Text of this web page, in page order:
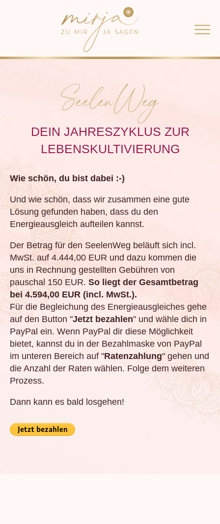
SeelenWeg
DEIN JAHRESZYKLUS ZUR
LEBENSKULTIVIERUNG
Wie schön, du bist dabei :-)
Und wie schön, dass wir zusammen eine gute
Lösung gefunden haben, dass du den
Energieausgleich aufteilen kannst.
Der Betrag für den SeelenWeg beläuft sich incl.
MwSt. auf 4.444,00 EUR und dazu kommen die
uns in Rechnung gestellten Gebühren von
pauschal 150 EUR. So liegt der Gesamtbetrag
bei 4.594,00 EUR (incl. MwSt.).
Für die Begleichung des Energieausgleiches gehe
auf den Button "Jetzt bezahlen" und wähle dich in
PayPal ein. Wenn PayPal dir diese Möglichkeit
bietet, kannst du in der Bezahlmaske von PayPal
im unteren Bereich auf "Ratenzahlung" gehen und
die Anzahl der Raten wählen. Folge dem weiteren
Prozess.
Dann kann es bald losgehen!
VOICE OF CREATION
Navigation
überspringen
KONTAKT
TERMINE
NEWS
NEWSLETTER
SHOP